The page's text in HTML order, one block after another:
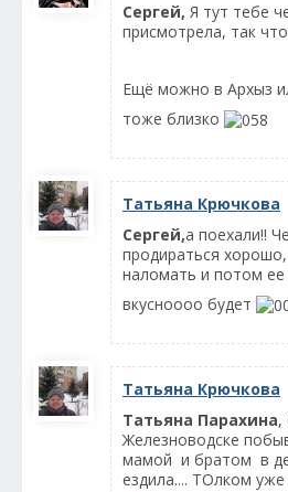
Сергей, Я тут тебе
присмотрела, так
Ещё можно в Архыз
тоже близко
Татьяна Крючкова
Сергей,а поехали!!
продираться
наломать и потом ее
вкусноооо будет
Татьяна Крючкова
Татьяна Парахина,
Железноводске
мамой и братом в
ездила.... ТОлком